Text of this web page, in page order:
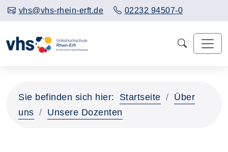
vhs@vhs-rhein-erft.de 02232 94507-0
Sie befinden sich hier: Startseite
Über
uns
Unsere Dozenten